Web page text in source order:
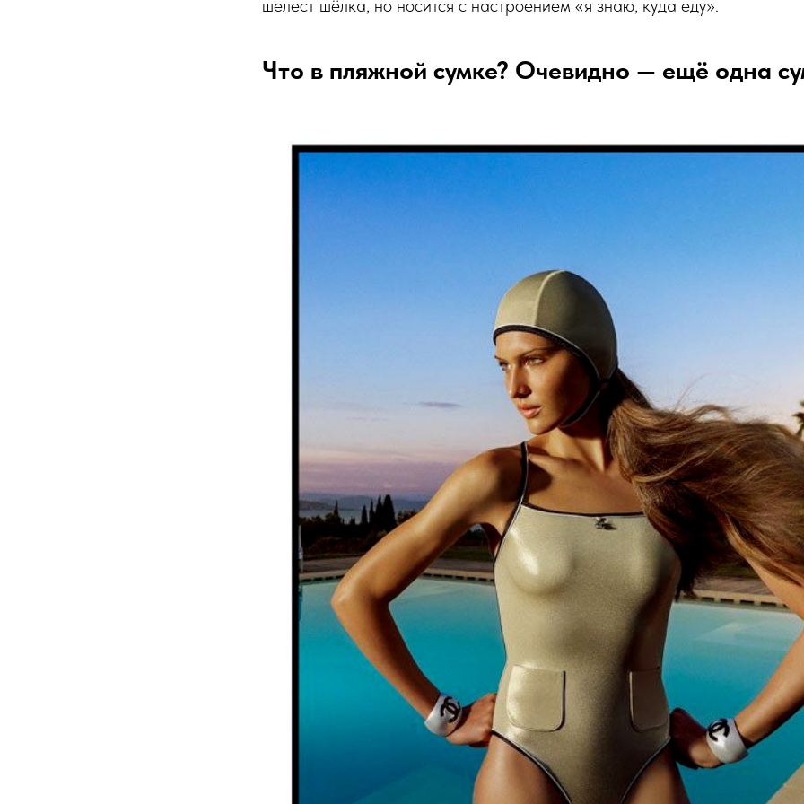
шелест шёлка, но носится с настроением «я знаю, куда еду».
Что в пляжной сумке? Очевидно — ещё одна